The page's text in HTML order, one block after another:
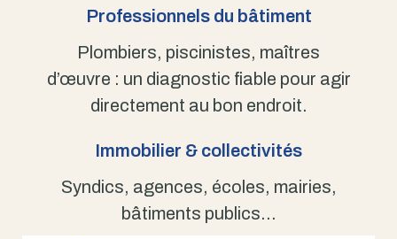
Professionnels du bâtiment
Plombiers, piscinistes, maîtres
d’œuvre : un diagnostic fiable pour agir
directement au bon endroit.
Immobilier & collectivités
Syndics, agences, écoles, mairies,
bâtiments publics…